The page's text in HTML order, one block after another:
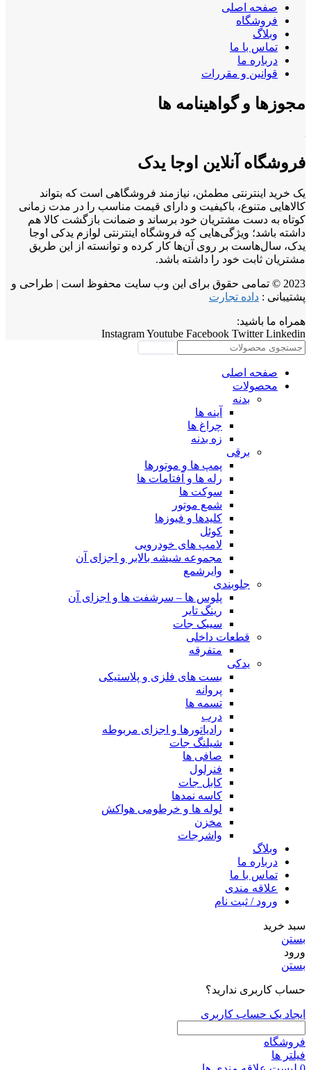
صفحه اصلی
فروشگاه
وبلاگ
تماس با ما
درباره ما
قوانین و مقررات
مجوزها و گواهینامه ها
فروشگاه آنلاین اوجا یدک
یک خرید اینترنتی مطمئن، نیازمند فروشگاهی است که بتواند
کالاهایی متنوع، باکیفیت و دارای قیمت مناسب را در مدت زمانی
کوتاه به دست مشتریان خود برساند و ضمانت بازگشت کالا هم
داشته باشد؛ ویژگی‌هایی که فروشگاه اینترنتی لوازم یدکی اوجا
یدک، سال‌هاست بر روی آن‌ها کار کرده و توانسته از این طریق
مشتریان ثابت خود را داشته باشد.
2023 © تمامی حقوق برای این وب سایت محفوظ است | طراحی و
پشتیبانی : داده تجارت
همراه ما باشید:
InstagramYoutube Facebook Twitter Linkedin
صفحه اصلی
محصولات
بدنه
آینه ها
چراغ ها
زه بدنه
برقی
پمپ ها و موتورها
رله ها و آفتامات ها
سوکت ها
شمع موتور
کلیدها و فیوزها
کوئل
لامپ های خودرویی
مجموعه شیشه بالابر و اجزای آن
وایرشمع
جلوبندی
پلوس ها – سرشفت ها و اجزای آن
رینگ تایر
سیبک جات
قطعات داخلی
متفرقه
یدکی
بست های فلزی و پلاستیکی
پروانه
تسمه ها
درب
رادیاتورها و اجزای مربوطه
شیلنگ جات
صافی ها
فنرلول
کابل جات
کاسه نمدها
لوله ها و خرطومی هواکش
مخزن
واشرجات
وبلاگ
درباره ما
تماس با ما
علاقه مندی
ورود / ثبت نام
سبد خرید
بستن
ورود
بستن
حساب کاربری ندارید؟
ایجاد یک حساب کاربری
فروشگاه
فیلتر ها